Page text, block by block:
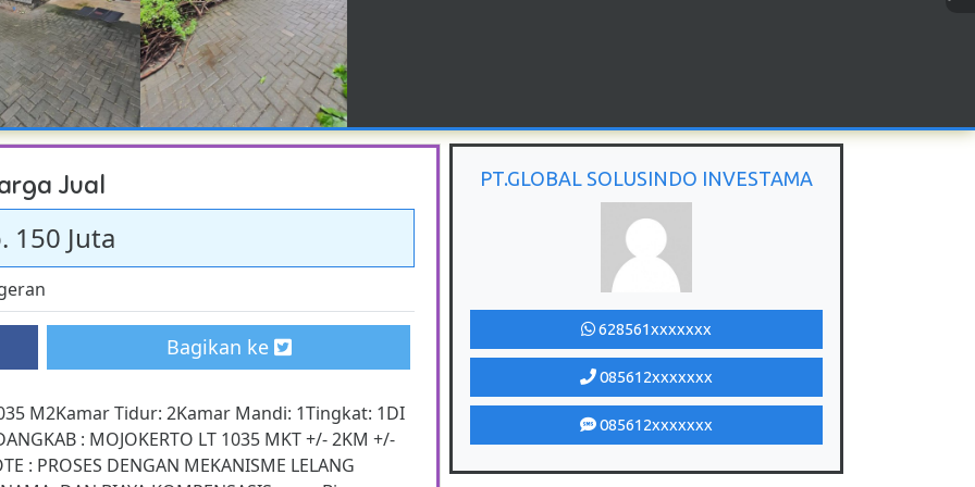
Jual
150 Juta
Bagikan ke
M2Kamar Tidur: 2Kamar Mandi: 1Tingkat: 1DI
: MOJOKERTO LT 1035 MKT +/- 2KM +/-
: PROSES DENGAN MEKANISME LELANG
PT.GLOBAL SOLUSINDO INVESTAMA
628561xxxxxxx
085612xxxxxxx
085612xxxxxxx